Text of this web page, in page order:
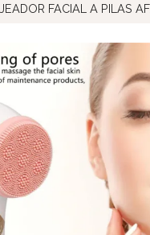
FACIAL A PILAS